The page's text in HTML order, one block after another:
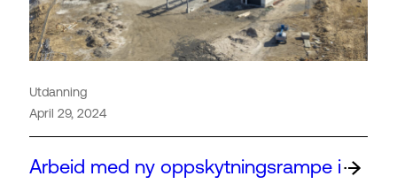
Utdanning
April 29, 2024
Arbeid med ny oppskytningsrampe i